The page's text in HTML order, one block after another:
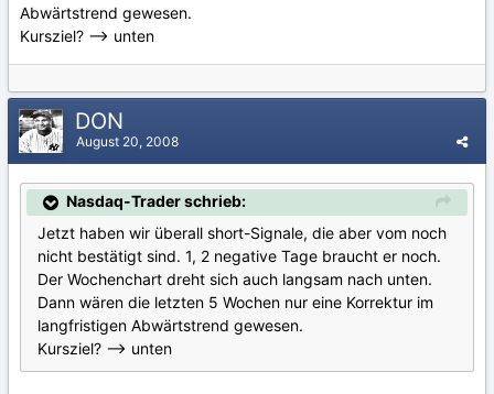
Abwärtstrend gewesen.
Kursziel? --> unten
DON
August 20, 2008
Nasdaq-Trader schrieb:
Jetzt haben wir überall short-Signale, die aber vom noch
nicht bestätigt sind. 1, 2 negative Tage braucht er noch.
Der Wochenchart dreht sich auch langsam nach unten.
Dann wären die letzten 5 Wochen nur eine Korrektur im
langfristigen Abwärtstrend gewesen.
Kursziel? --> unten